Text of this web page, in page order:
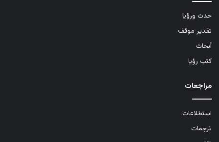
حدث ورؤيا
تقدير موقف
أبحاث
كتب رؤيا
مراجعات
استطلاعات
ترجمات